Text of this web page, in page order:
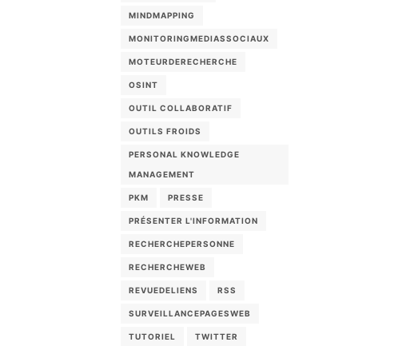
MINDMAPPING
MONITORINGMEDIASSOCIAUX
MOTEURDERECHERCHE
OSINT
OUTIL COLLABORATIF
OUTILS FROIDS
PERSONAL KNOWLEDGE
MANAGEMENT
PKM PRESSE
PRÉSENTER L'INFORMATION
RECHERCHEPERSONNE
RECHERCHEWEB
REVUEDELIENS RSS
SURVEILLANCEPAGESWEB
TUTORIEL TWITTER